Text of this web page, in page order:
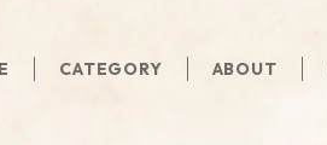
CATEGORY ABOUT